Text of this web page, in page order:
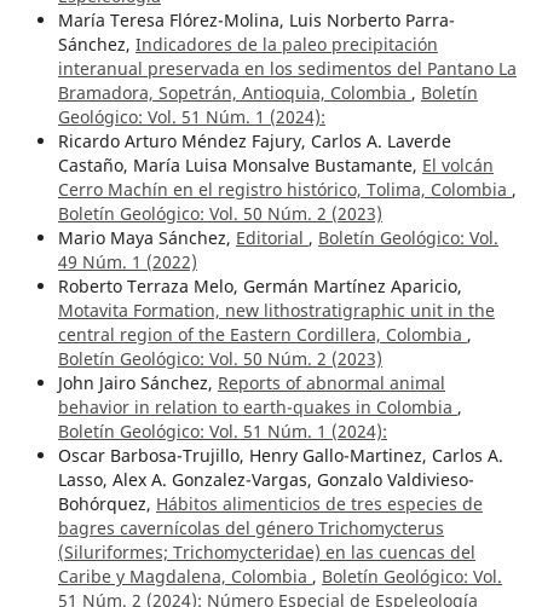
María Teresa Flórez-Molina, Luis Norberto Parra-
Sánchez, Indicadores de la paleo precipitación
interanual preservada en los sedimentos del Pantano La
Bramadora, Sopetrán, Antioquia, Colombia , Boletín
Geológico: Vol. 51 Núm. 1 (2024):
Ricardo Arturo Méndez Fajury, Carlos A. Laverde
Castaño, María Luisa Monsalve Bustamante, El volcán
Cerro Machín en el registro histórico, Tolima, Colombia ,
Boletín Geológico: Vol. 50 Núm. 2 (2023)
Mario Maya Sánchez, Editorial , Boletín Geológico: Vol.
49 Núm. 1 (2022)
Roberto Terraza Melo, Germán Martínez Aparicio,
Motavita Formation, new lithostratigraphic unit in the
central region of the Eastern Cordillera, Colombia ,
Boletín Geológico: Vol. 50 Núm. 2 (2023)
John Jairo Sánchez, Reports of abnormal animal
behavior in relation to earth-quakes in Colombia ,
Boletín Geológico: Vol. 51 Núm. 1 (2024):
Oscar Barbosa-Trujillo, Henry Gallo-Martinez, Carlos A.
Lasso, Alex A. Gonzalez-Vargas, Gonzalo Valdivieso-
Bohórquez, Hábitos alimenticios de tres especies de
bagres cavernícolas del género Trichomycterus
(Siluriformes; Trichomycteridae) en las cuencas del
Caribe y Magdalena, Colombia , Boletín Geológico: Vol.
51 Núm. 2 (2024): Número Especial de Espeleología